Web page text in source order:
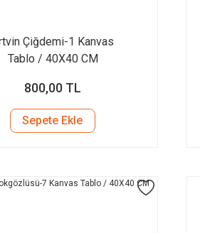
Çiğdemi-1 Kanvas
Tablo / 40X40 CM
800,00 TL
Sepete Ekle